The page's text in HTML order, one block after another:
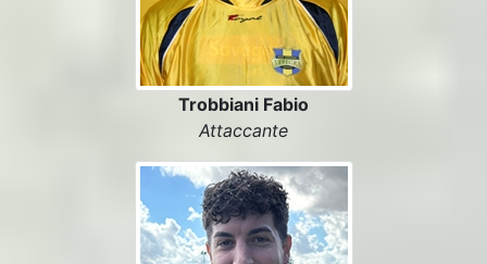
Trobbiani Fabio
Attaccante